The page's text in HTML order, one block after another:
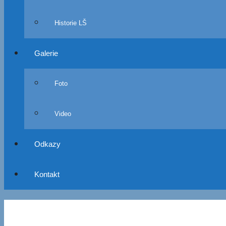
Historie LŠ
Galerie
Foto
Video
Odkazy
Kontakt